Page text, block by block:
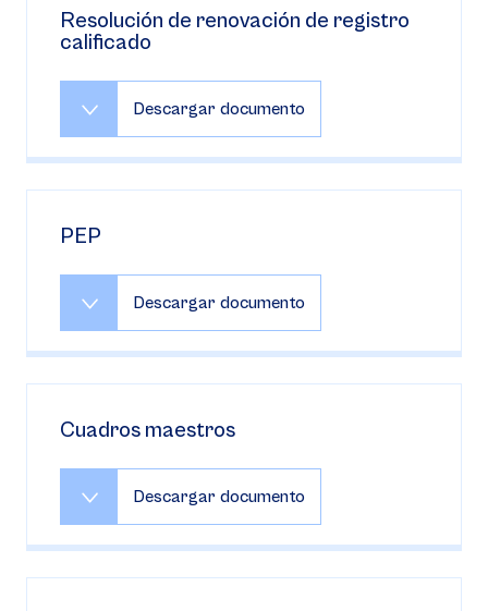
Resolución de renovación de registro
calificado
Descargar documento
PEP
Descargar documento
Cuadros maestros
Descargar documento